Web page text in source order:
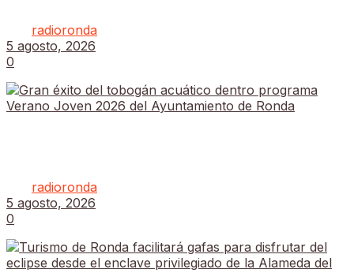
radioronda
5 agosto, 2026
0
radioronda
5 agosto, 2026
0